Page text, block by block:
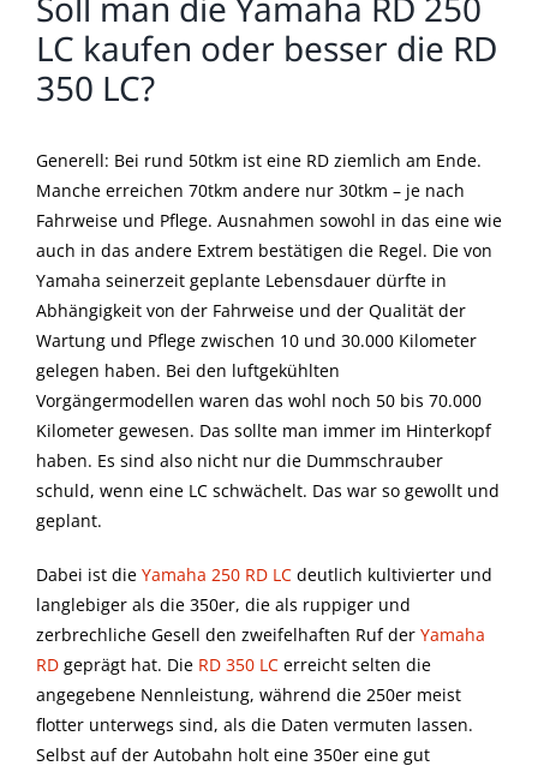
LC kaufen oder besser die RD
350 LC?
Generell: Bei rund 50tkm ist eine RD ziemlich am Ende.
Manche erreichen 70tkm andere nur 30tkm – je nach
Fahrweise und Pflege. Ausnahmen sowohl in das eine wie
auch in das andere Extrem bestätigen die Regel. Die von
Yamaha seinerzeit geplante Lebensdauer dürfte in
Abhängigkeit von der Fahrweise und der Qualität der
Wartung und Pflege zwischen 10 und 30.000 Kilometer
gelegen haben. Bei den luftgekühlten
Vorgängermodellen waren das wohl noch 50 bis 70.000
Kilometer gewesen. Das sollte man immer im Hinterkopf
haben. Es sind also nicht nur die Dummschrauber
schuld, wenn eine LC schwächelt. Das war so gewollt und
geplant.
Dabei ist die Yamaha 250 RD LC deutlich kultivierter und
langlebiger als die 350er, die als ruppiger und
zerbrechliche Gesell den zweifelhaften Ruf der Yamaha
RD geprägt hat. Die RD 350 LC erreicht selten die
angegebene Nennleistung, während die 250er meist
flotter unterwegs sind, als die Daten vermuten lassen.
Selbst auf der Autobahn holt eine 350er eine gut